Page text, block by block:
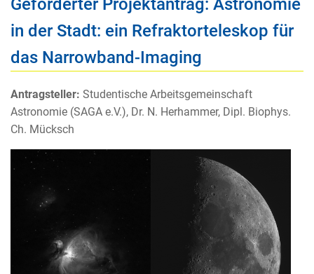
Geförderter Projektantrag: Astronomie
in der Stadt: ein Refraktorteleskop für
das Narrowband-Imaging
Antragsteller: Studentische Arbeitsgemeinschaft
Astronomie (SAGA e.V.), Dr. N. Herhammer, Dipl. Biophys.
Ch. Mücksch